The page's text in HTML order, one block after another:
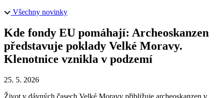
Všechny novinky
Kde fondy EU pomáhají: Archeoskanzen
představuje poklady Velké Moravy.
Klenotnice vznikla v podzemí
25. 5. 2026
Život v dávných časech Velké Moravy přibližuje archeoskanzen v